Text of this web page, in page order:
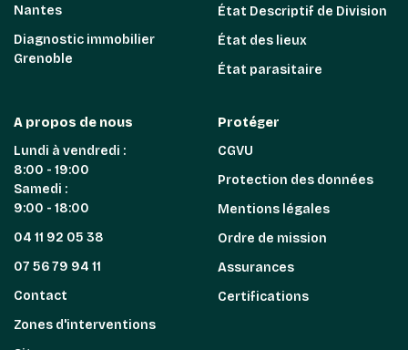
Nantes
Diagnostic immobilier
Grenoble
État Descriptif de Division
État des lieux
État parasitaire
A propos de nous
Lundi à vendredi :
8:00 - 19:00
Samedi :
9:00 - 18:00
04 11 92 05 38
07 56 79 94 11
Contact
Zones d'interventions
Protéger
CGVU
Protection des données
Mentions légales
Ordre de mission
Assurances
Certifications